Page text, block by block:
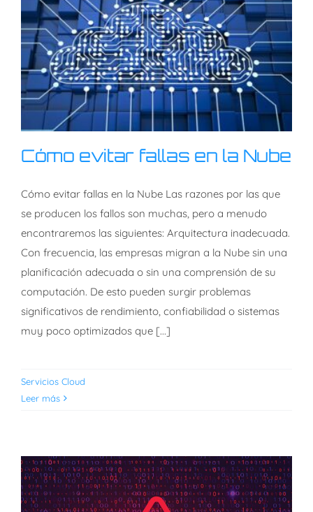
Cómo evitar fallas en la
Nube
Cómo evitar fallas en la Nube
Cómo evitar fallas en la Nube Las razones por las que
se producen los fallos son muchas, pero a menudo
encontraremos las siguientes: Arquitectura inadecuada.
Con frecuencia, las empresas migran a la Nube sin una
planificación adecuada o sin una comprensión de su
computación. De esto pueden surgir problemas
significativos de rendimiento, confiabilidad o sistemas
muy poco optimizados que [...]
Servicios Cloud
Leer más